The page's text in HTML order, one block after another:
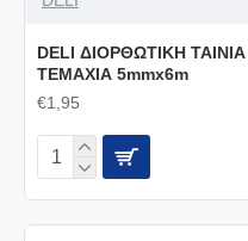
DELI ΔΙΟΡΘΩΤΙΚΗ
ΤΕΜΑΧΙΑ 5mmx6m
€1,95